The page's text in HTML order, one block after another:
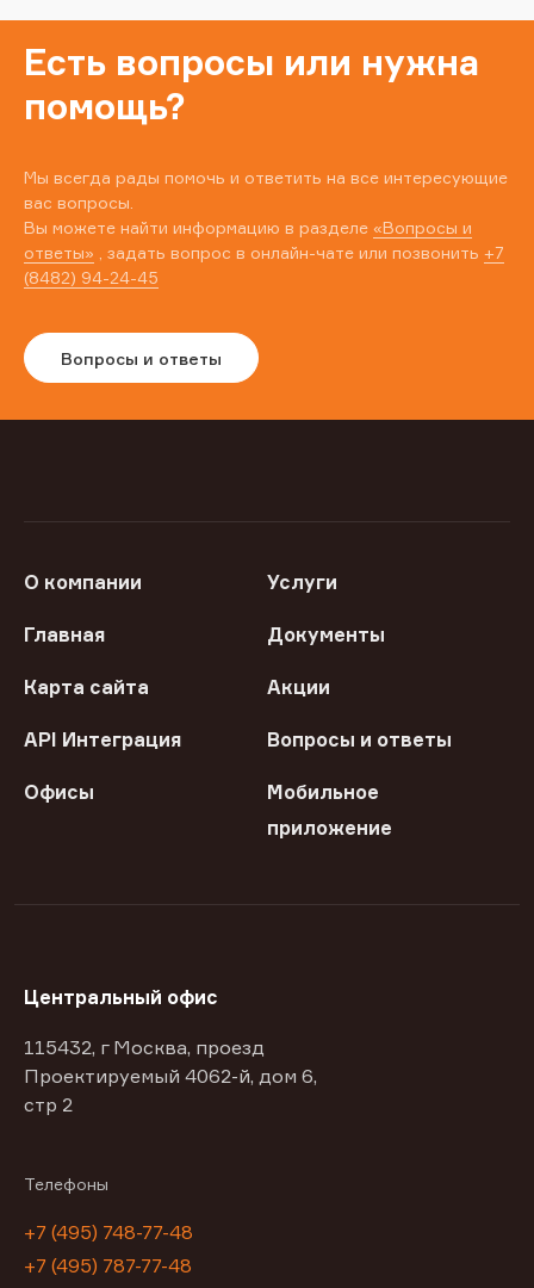
Есть вопросы или нужна
помощь?
Мы всегда рады помочь и ответить на все интересующие
вас вопросы.
Вы можете найти информацию в разделе «Вопросы и
ответы» , задать вопрос в онлайн-чате или позвонить +7
(8482) 94-24-45
Вопросы и ответы
О компании Услуги
Главная Документы
Карта сайта Акции
API Интеграция Вопросы и ответы
Офисы
Мобильное
приложение
Центральный офис
115432, г Москва, проезд
Проектируемый 4062-й, дом 6,
стр 2
Телефоны
+7 (495) 748-77-48
+7 (495) 787-77-48